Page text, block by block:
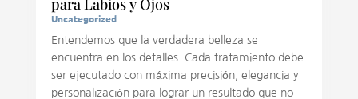
Uncategorized
Entendemos que la verdadera belleza se
encuentra en los detalles. Cada tratamiento debe
ser ejecutado con máxima precisión, elegancia y
personalización para lograr un resultado que no